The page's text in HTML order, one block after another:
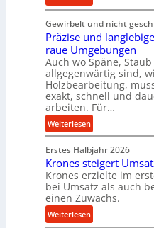
i
t
t
e
l
s
a
n
d
l
t
r
a
s
c
h
a
l
s
e
n
s
o
r
K
u
g
e
l
g
e
w
i
n
d
e
t
r
i
b
Gewirbelt und nicht
Präzise und
raue Umgebungen
Auch wo Späne,
allgegenwärtig sind,
Holzbearbeitung,
exakt, schnell und
arbeiten. Für…
Weiterlesen:
P
r
ä
z
i
s
e
Erstes Halbjahr 2026
Krones steigert
Krones erzielte im
bei Umsatz als auch
einen Zuwachs.
Weiterlesen: